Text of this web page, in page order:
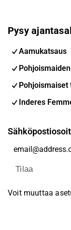
Pysy
Aamukatsaus
Pohjoismaiset
Inderes
Tilaa
Voit muuttaa